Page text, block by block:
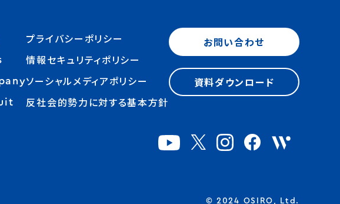
プライバシーポリシー
情報セキュリティポリシー
ソーシャルメディアポリシー
反社会的勢力に対する基本方針
お問い合わせ
資料ダウンロード
© 2024 OSIRO, Ltd.